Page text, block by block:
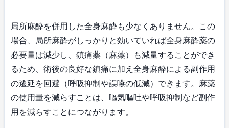
局所麻酔を併用した全身麻酔も少なくありません。この
場合、局所麻酔がしっかりと効いていれば全身麻酔薬の
必要量は減少し、鎮痛薬（麻薬）も減量することができ
るため、術後の良好な鎮痛に加え全身麻酔による副作用
の遷延を回避（呼吸抑制や誤嚥の低減）できます。麻薬
の使用量を減らすことは、嘔気嘔吐や呼吸抑制など副作
用を減らすことにつながります。